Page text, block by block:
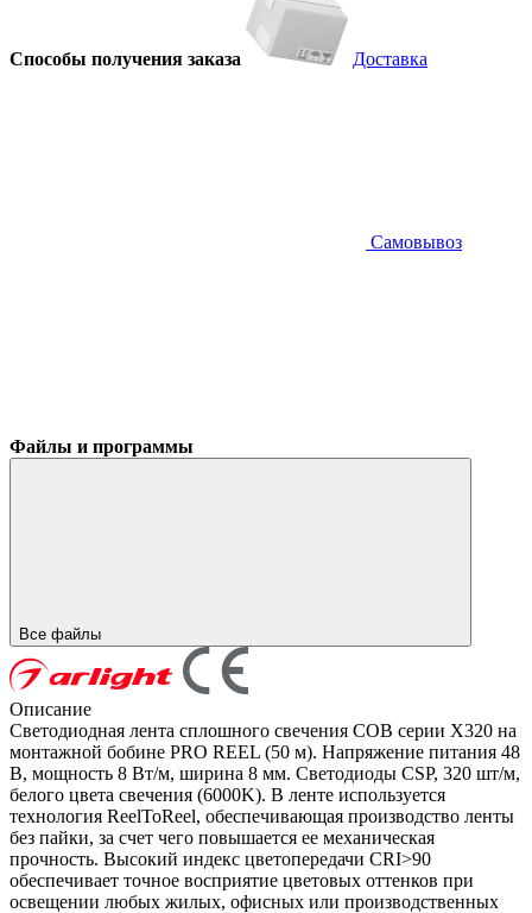
Способы получения заказа Доставка
Самовывоз
Файлы и программы
Все файлы
Описание
Светодиодная лента сплошного свечения COB серии X320 на
монтажной бобине PRO REEL (50 м). Напряжение питания 48
В, мощность 8 Вт/м, ширина 8 мм. Светодиоды CSP, 320 шт/м,
белого цвета свечения (6000K). В ленте используется
технология ReelToReel, обеспечивающая производство ленты
без пайки, за счет чего повышается ее механическая
прочность. Высокий индекс цветопередачи CRI>90
обеспечивает точное восприятие цветовых оттенков при
освещении любых жилых, офисных или производственных